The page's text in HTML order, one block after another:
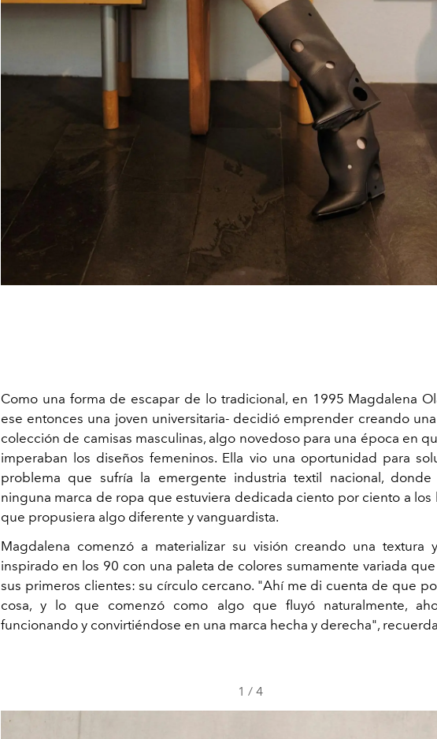
Como una forma de escapar de lo tradicional, en 1995 Magdalena
ese entonces una joven universitaria- decidió emprender creando
colección de camisas masculinas, algo novedoso para una época en
imperaban los diseños femeninos. Ella vio una oportunidad para
problema que sufría la emergente industria textil nacional, donde
ninguna marca de ropa que estuviera dedicada ciento por ciento a los
que propusiera algo diferente y vanguardista.
Magdalena comenzó a materializar su visión creando una textura
inspirado en los 90 con una paleta de colores sumamente variada
sus primeros clientes: su círculo cercano. "Ahí me di cuenta de que
cosa, y lo que comenzó como algo que fluyó naturalmente,
funcionando y convirtiéndose en una marca hecha y derecha",
1 / 4